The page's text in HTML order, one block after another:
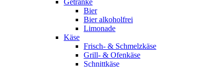
Getränke
Bier
Bier alkoholfrei
Limonade
Käse
Frisch- & Schmelzkäse
Grill- & Ofenkäse
Schnittkäse